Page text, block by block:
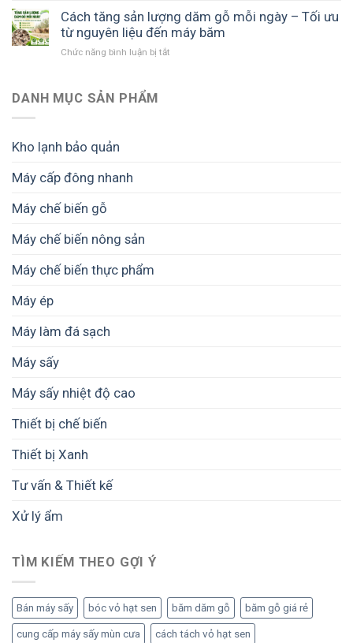
xưởng
đá
Cách tăng sản lượng dăm gỗ mỗi ngày – Tối ưu
từ nguyên liệu đến máy băm
Chức năng bình luận bị tắt
DANH MỤC SẢN PHẨM
Kho lạnh bảo quản
Máy cấp đông nhanh
Máy chế biến gỗ
Máy chế biến nông sản
Máy chế biến thực phẩm
Máy ép
Máy làm đá sạch
Máy sấy
Máy sấy nhiệt độ cao
Thiết bị chế biến
Thiết bị Xanh
Tư vấn & Thiết kế
Xử lý ẩm
TÌM KIẾM THEO GỢI Ý
Bán máy sấy bóc vỏ hạt sen băm dăm gỗ băm gỗ giá rẻ
cung cấp máy sấy mùn cưa cách tách vỏ hạt sen